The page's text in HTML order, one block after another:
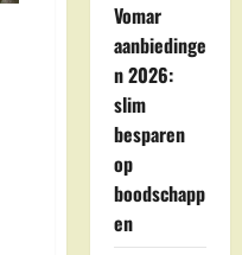
Vomar
aanbiedinge
n 2026:
slim
besparen
op
boodschapp
en